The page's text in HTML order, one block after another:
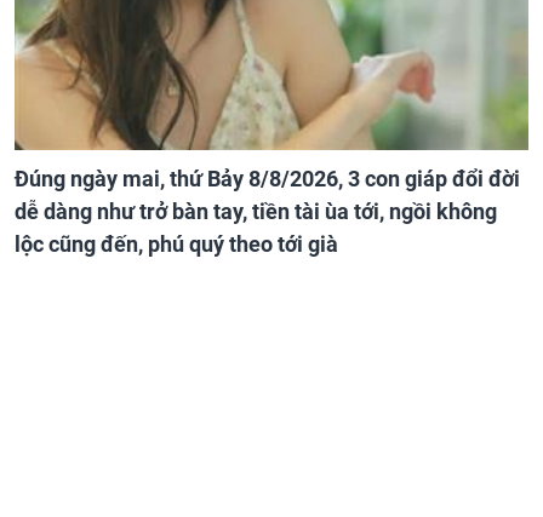
Đúng ngày mai, thứ Bảy 8/8/2026, 3 con giáp đổi đời
dễ dàng như trở bàn tay, tiền tài ùa tới, ngồi không
lộc cũng đến, phú quý theo tới già